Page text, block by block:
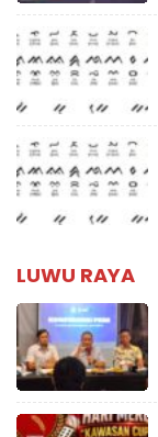
LUWU RAYA